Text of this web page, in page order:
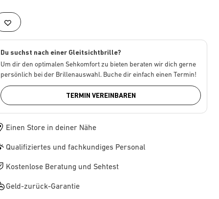
Du suchst nach einer Gleitsichtbrille?
Um dir den optimalen Sehkomfort zu bieten beraten wir dich gerne
persönlich bei der Brillenauswahl. Buche dir einfach einen Termin!
TERMIN VEREINBAREN
Einen Store in deiner Nähe
Qualifiziertes und fachkundiges Personal
Kostenlose Beratung und Sehtest
Geld-zurück-Garantie